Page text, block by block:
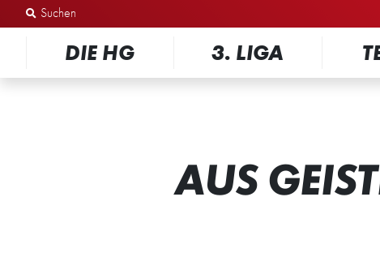
Zum Inhalt springen
DIE HG 3. LIGA
AUS